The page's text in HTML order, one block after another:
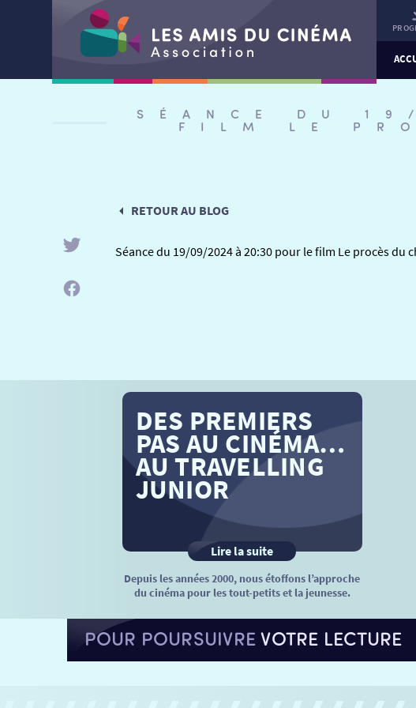
SÉANCE DU
FILM LE
RETOUR AU BLOG
Séance du 19/09/2024 à 20:30 pour le film Le procès du
DES PREMIERS
PAS AU CINÉMA…
AU TRAVELLING
JUNIOR
Lire la suite
Depuis les années 2000, nous étoffons l’approche
du cinéma pour les tout-petits et la jeunesse.
POUR POURSUIVREVOTRE LECTURE